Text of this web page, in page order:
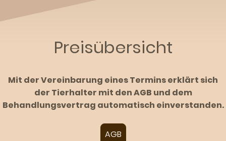
Preisübersicht
Mit der Vereinbarung eines Termins erklärt sich
der Tierhalter mit den AGB und dem
Behandlungsvertrag automatisch einverstanden.
AGB